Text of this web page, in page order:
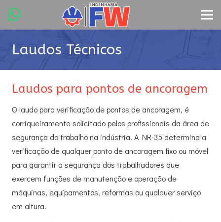
Laudos Técnicos
Laudos para pontos de ancoragem
O laudo para verificação de pontos de ancoragem, é
corriqueiramente solicitado pelos profissionais da área de
segurança do trabalho na indústria. A NR-35 determina a
verificação de qualquer ponto de ancoragem fixo ou móvel
para garantir a segurança dos trabalhadores que
exercem funções de manutenção e operação de
máquinas, equipamentos, reformas ou qualquer serviço
em altura.